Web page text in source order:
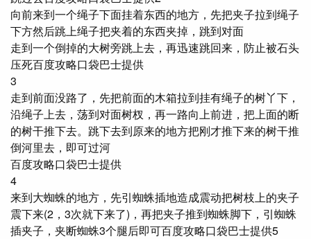
向前来到一个绳子下面挂着东西的地方，先把夹子拉到绳子
下方然后跳上绳子把夹着的东西夹掉，跳到对面
走到一个倒掉的大树旁跳上去，再迅速跳回来，防止被石头
压死百度攻略口袋巴士提供
3
走到前面没路了，先把前面的木箱拉到挂有绳子的树丫下，
沿绳子上去，荡到对面树杈，再一路向上前进，把上面的断
的树干推下去。跳下去到原来的地方把刚才推下来的树干推
倒河里去，即可过河
百度攻略口袋巴士提供
4
来到大蜘蛛的地方，先引蜘蛛插地造成震动把树枝上的夹子
震下来(2，3次就下来了)，再把夹子推到蜘蛛脚下，引蜘蛛
插夹子，夹断蜘蛛3个腿后即可百度攻略口袋巴士提供5